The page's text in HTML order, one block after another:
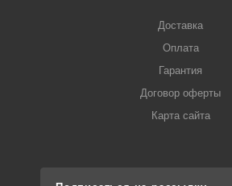
Доставка
Оплата
Гарантия
Договор оферты
Карта сайта